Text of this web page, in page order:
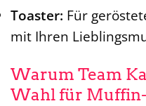
Toaster: Für
mit Ihren
Warum Team
Wahl für